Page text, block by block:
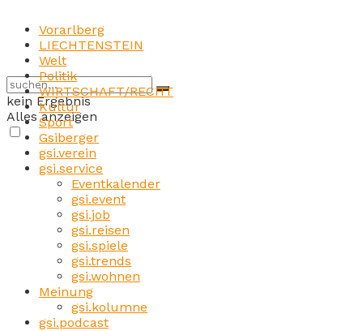
kein Ergebnis
Alles anzeigen
Vorarlberg
LIECHTENSTEIN
Welt
Politik
WIRTSCHAFT/RECHT
Kultur
Sport
Gsiberger
gsi.verein
gsi.service
Eventkalender
gsi.event
gsi.job
gsi.reisen
gsi.spiele
gsi.trends
gsi.wohnen
Meinung
gsi.kolumne
gsi.podcast